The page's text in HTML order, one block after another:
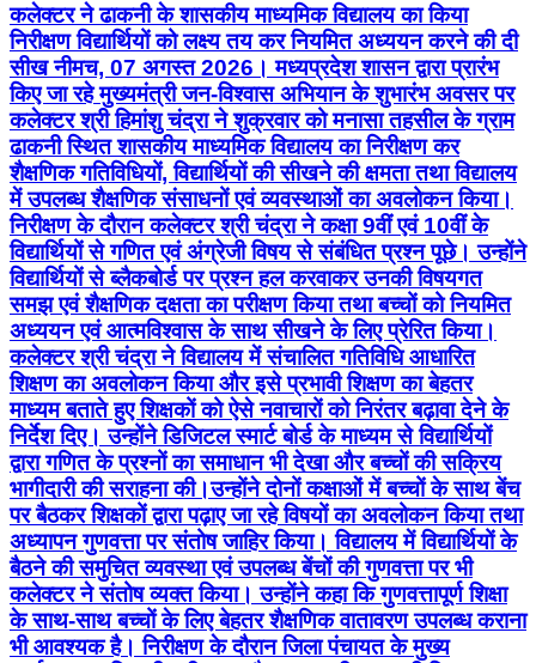
कलेक्टर ने ढाकनी के शासकीय माध्यमिक विद्यालय का किया
निरीक्षण विद्यार्थियों को लक्ष्य तय कर नियमित अध्ययन करने की दी
सीख नीमच, 07 अगस्त 2026। मध्यप्रदेश शासन द्वारा प्रारंभ
किए जा रहे मुख्यमंत्री जन-विश्वास अभियान के शुभारंभ अवसर पर
कलेक्टर श्री हिमांशु चंद्रा ने शुक्रवार को मनासा तहसील के ग्राम
ढाकनी स्थित शासकीय माध्यमिक विद्यालय का निरीक्षण कर
शैक्षणिक गतिविधियों, विद्यार्थियों की सीखने की क्षमता तथा विद्यालय
में उपलब्ध शैक्षणिक संसाधनों एवं व्यवस्थाओं का अवलोकन किया।
निरीक्षण के दौरान कलेक्टर श्री चंद्रा ने कक्षा 9वीं एवं 10वीं के
विद्यार्थियों से गणित एवं अंग्रेजी विषय से संबंधित प्रश्न पूछे। उन्होंने
विद्यार्थियों से ब्लैकबोर्ड पर प्रश्न हल करवाकर उनकी विषयगत
समझ एवं शैक्षणिक दक्षता का परीक्षण किया तथा बच्चों को नियमित
अध्ययन एवं आत्मविश्वास के साथ सीखने के लिए प्रेरित किया।
कलेक्टर श्री चंद्रा ने विद्यालय में संचालित गतिविधि आधारित
शिक्षण का अवलोकन किया और इसे प्रभावी शिक्षण का बेहतर
माध्यम बताते हुए शिक्षकों को ऐसे नवाचारों को निरंतर बढ़ावा देने के
निर्देश दिए। उन्होंने डिजिटल स्मार्ट बोर्ड के माध्यम से विद्यार्थियों
द्वारा गणित के प्रश्नों का समाधान भी देखा और बच्चों की सक्रिय
भागीदारी की सराहना की।उन्होंने दोनों कक्षाओं में बच्चों के साथ बेंच
पर बैठकर शिक्षकों द्वारा पढ़ाए जा रहे विषयों का अवलोकन किया तथा
अध्यापन गुणवत्ता पर संतोष जाहिर किया। विद्यालय में विद्यार्थियों के
बैठने की समुचित व्यवस्था एवं उपलब्ध बेंचों की गुणवत्ता पर भी
कलेक्टर ने संतोष व्यक्त किया। उन्होंने कहा कि गुणवत्तापूर्ण शिक्षा
के साथ-साथ बच्चों के लिए बेहतर शैक्षणिक वातावरण उपलब्ध कराना
भी आवश्यक है। निरीक्षण के दौरान जिला पंचायत के मुख्य